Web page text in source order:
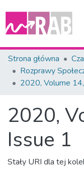
Zespoły i Kolekcje
Całe Repozytorium
Strona główna
Rozprawy
2020, Volume
2020,
Issue 1
Stały URI dla tej